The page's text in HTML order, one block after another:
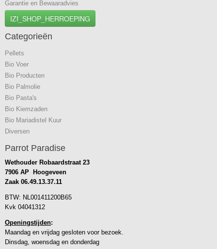
Garantie en Bewaaradvies
IZI_SHOP_HERROEPING
Categorieën
Pellets
Bio Voer
Bio Producten
Bio Palmolie
Bio Pasta's
Bio Kiemzaden
Bio Mariadistel Kuur
Diversen
Parrot Paradise
Wethouder Robaardstraat 23
7906 AP Hoogeveen
Zaak 06.49.13.37.11
BTW: NL001411200B65
Kvk 04041312
Openingstijden:
Maandag en vrijdag gesloten voor bezoek.
Dinsdag, woensdag en donderdag